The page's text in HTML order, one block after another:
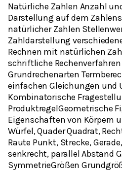
Natürliche Zahlen Anzahl
Darstellung auf dem
natürlicher Zahlen
Zahldarstellung
Rechnen mit natürlichen
schriftliche
Grundrechenarten
einfachen Gleichungen und
Kombinatorische
ProduktregelGeometrische
Eigenschaften von Körpern
Würfel, Quader Quadrat,
Raute Punkt, Strecke,
senkrecht, parallel Abstand
SymmetrieGrößen